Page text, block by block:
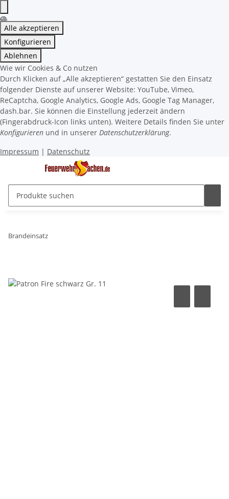
Alle akzeptieren
Konfigurieren
Ablehnen
Wie wir Cookies & Co nutzen
Durch Klicken auf „Alle akzeptieren“ gestatten Sie den Einsatz
folgender Dienste auf unserer Website: YouTube, Vimeo,
ReCaptcha, Google Analytics, Google Ads, Google Tag Manager,
dash.bar. Sie können die Einstellung jederzeit ändern
(Fingerabdruck-Icon links unten). Weitere Details finden Sie unter
Konfigurieren und in unserer Datenschutzerklärung.
Impressum | Datenschutz
Brandeinsatz